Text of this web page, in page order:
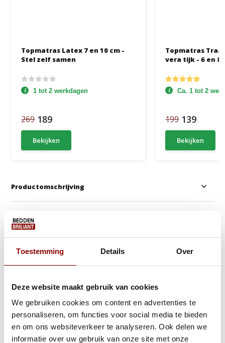
Toestemming Details Over
Deze website maakt gebruik van cookies
We gebruiken cookies om content en advertenties te
personaliseren, om functies voor social media te bieden
en om ons websiteverkeer te analyseren. Ook delen we
informatie over uw gebruik van onze site met onze
Topmatras Latex 7 en 10 cm -
Stel zelf samen
1 tot 2 werkdagen
269 189
Bekijken
Topmatras
vera tijk - 6 en 8
Ca. 1 tot 2
199 139
Bekijken
Productomschrijving